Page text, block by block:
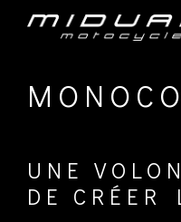
UNE
DE CRÉER